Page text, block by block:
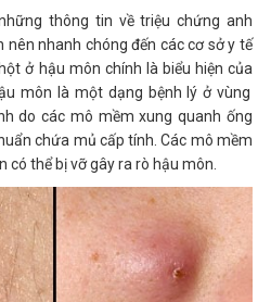
thông tin về triệu chứng anh
nhanh chóng đến các cơ sở y tế
ở hậu môn chính là biểu hiện của
môn là một dạng bệnh lý ở vùng
do các mô mềm xung quanh ống
chứa mủ cấp tính. Các mô mềm
thể bị vỡ gây ra rò hậu môn.